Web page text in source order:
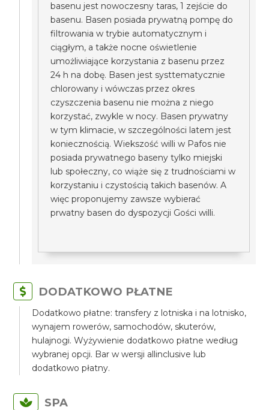
basenu jest nowoczesny taras, 1 zejście do
basenu. Basen posiada prywatną pompę do
filtrowania w trybie automatycznym i
ciągłym, a także nocne oświetlenie
umożliwiające korzystania z basenu przez
24 h na dobę. Basen jest systtematycznie
chlorowany i wówczas przez okres
czyszczenia basenu nie można z niego
korzystać, zwykle w nocy. Basen prywatny
w tym klimacie, w szczególności latem jest
koniecznością. Wiekszość willi w Pafos nie
posiada prywatnego baseny tylko miejski
lub społeczny, co wiąże się z trudnościami w
korzystaniu i czystością takich basenów. A
więc proponujemy zawsze wybierać
prwatny basen do dyspozycji Gości willi.
DODATKOWO PŁATNE
Dodatkowo płatne: transfery z lotniska i na lotnisko,
wynajem rowerów, samochodów, skuterów,
hulajnogi. Wyżywienie dodatkowo płatne według
wybranej opcji. Bar w wersji allinclusive lub
dodatkowo płatny.
SPA